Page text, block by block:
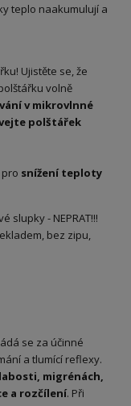
teplo naakumulují a
Ujistěte se, že
volně
v mikrovlnné
polštářek
snížení teploty
slupky - NEPRAT!!!
bez zipu,
se za účinné
a tlumící reflexy.
migrénách,
a rozčílení. Při